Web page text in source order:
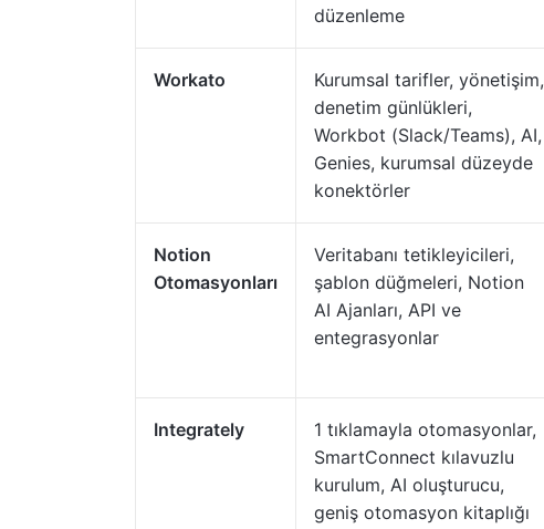
düzenleme
Workato
Kurumsal tarifler, yönetişim,
denetim günlükleri,
Workbot (Slack/Teams), AI,
Genies, kurumsal düzeyde
konektörler
Notion
Otomasyonları
Veritabanı tetikleyicileri,
şablon düğmeleri, Notion
AI Ajanları, API ve
entegrasyonlar
Integrately
1 tıklamayla otomasyonlar,
SmartConnect kılavuzlu
kurulum, AI oluşturucu,
geniş otomasyon kitaplığı